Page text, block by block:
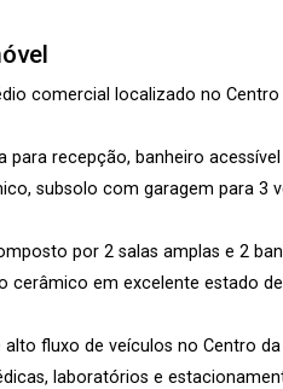
comercial localizado no Centro
para recepção, banheiro
subsolo com garagem para 3
por 2 salas amplas e 2
cerâmico em excelente estado
alto fluxo de veículos no Centro
laboratórios e